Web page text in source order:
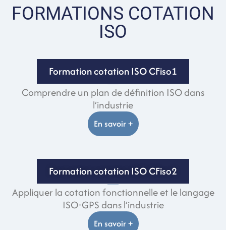
FORMATIONS COTATION
ISO
Formation cotation ISO CFiso1
Comprendre un plan de définition ISO dans
l’industrie
En savoir +
Formation cotation ISO CFiso2
Appliquer la cotation fonctionnelle et le langage
ISO-GPS dans l’industrie
En savoir +